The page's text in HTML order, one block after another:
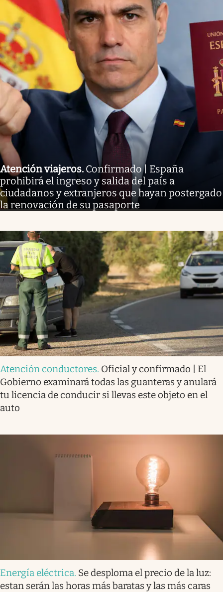
Atención viajeros. Confirmado | España
prohibirá el ingreso y salida del país a
ciudadanos y extranjeros que hayan postergado
la renovación de su pasaporte
Atención conductores. Oficial y confirmado | El
Gobierno examinará todas las guanteras y anulará
tu licencia de conducir si llevas este objeto en el
auto
Energía eléctrica. Se desploma el precio de la luz:
estan serán las horas más baratas y las más caras